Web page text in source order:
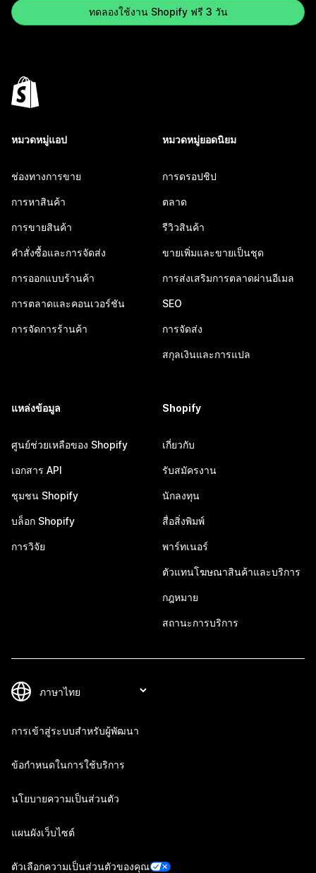
ทดลองใช้งาน Shopify ฟรี 3 วัน
หมวดหมู่แอป
ช่องทางการขาย
การหาสินค้า
การขายสินค้า
คำสั่งซื้อและการจัดส่ง
การออกแบบร้านค้า
การตลาดและคอนเวอร์ชัน
การจัดการร้านค้า
หมวดหมู่ยอดนิยม
การดรอปชิป
ตลาด
รีวิวสินค้า
ขายเพิ่มและขายเป็นชุด
การส่งเสริมการตลาดผ่านอีเมล
SEO
การจัดส่ง
สกุลเงินและการแปล
แหล่งข้อมูล
ศูนย์ช่วยเหลือของ Shopify
เอกสาร API
ชุมชน Shopify
บล็อก Shopify
การวิจัย
Shopify
เกี่ยวกับ
รับสมัครงาน
นักลงทุน
สื่อสิ่งพิมพ์
พาร์ทเนอร์
ตัวแทนโฆษณาสินค้าและบริการ
กฎหมาย
สถานะการบริการ
การเข้าสู่ระบบสำหรับผู้พัฒนา
ข้อกำหนดในการใช้บริการ
นโยบายความเป็นส่วนตัว
แผนผังเว็บไซต์
ตัวเลือกความเป็นส่วนตัวของคุณ